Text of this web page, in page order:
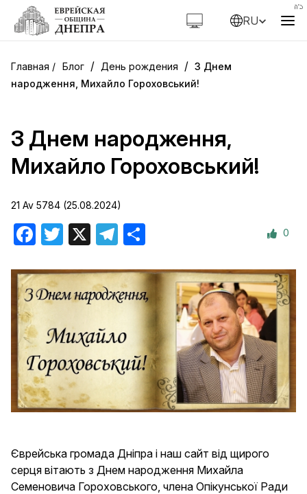
RU
Блог / День рождения / З Днем
народження, Михайло Гороховський!
З Днем народження,
Михайло Гороховський!
21 Av 5784 (25.08.2024)
Facebook
Twitter Telegram 0
Єврейська громада Дніпра і наш сайт від щирого
серця вітають з Днем народження Михайла
Семеновича Гороховського, члена Опікунської Ради